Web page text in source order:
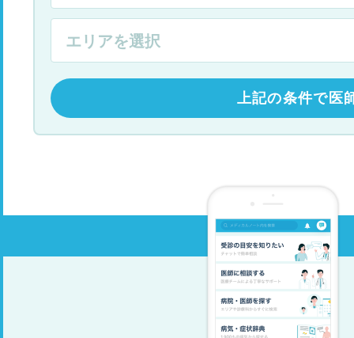
上記の条件で医